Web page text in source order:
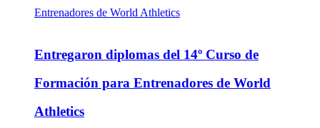
Entregaron diplomas del 14º Curso de
Formación para Entrenadores de World
Athletics